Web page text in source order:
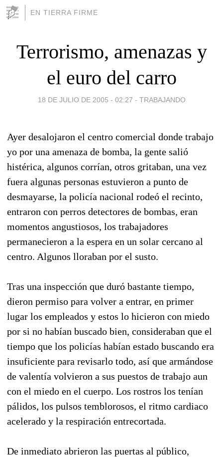
EN TIERRA FIRME
Terrorismo, amenazas y
el euro del carro
18 DE JULIO DE 2005 - 02:27 - TRABAJANDO
Ayer desalojaron el centro comercial donde trabajo
yo por una amenaza de bomba, la gente salió
histérica, algunos corrían, otros gritaban, una vez
fuera algunas personas estuvieron a punto de
desmayarse, la policía nacional rodeó el recinto,
entraron con perros detectores de bombas, eran
momentos angustiosos, los trabajadores
permanecieron a la espera en un solar cercano al
centro. Algunos lloraban por el susto.
Tras una inspección que duró bastante tiempo,
dieron permiso para volver a entrar, en primer
lugar los empleados y estos lo hicieron con miedo
por si no habían buscado bien, consideraban que el
tiempo que los policías habían estado buscando era
insuficiente para revisarlo todo, así que armándose
de valentía volvieron a sus puestos de trabajo aun
con el miedo en el cuerpo. Los rostros los tenían
pálidos, los pulsos temblorosos, el ritmo cardiaco
acelerado y la respiración entrecortada.
De inmediato abrieron las puertas al público,